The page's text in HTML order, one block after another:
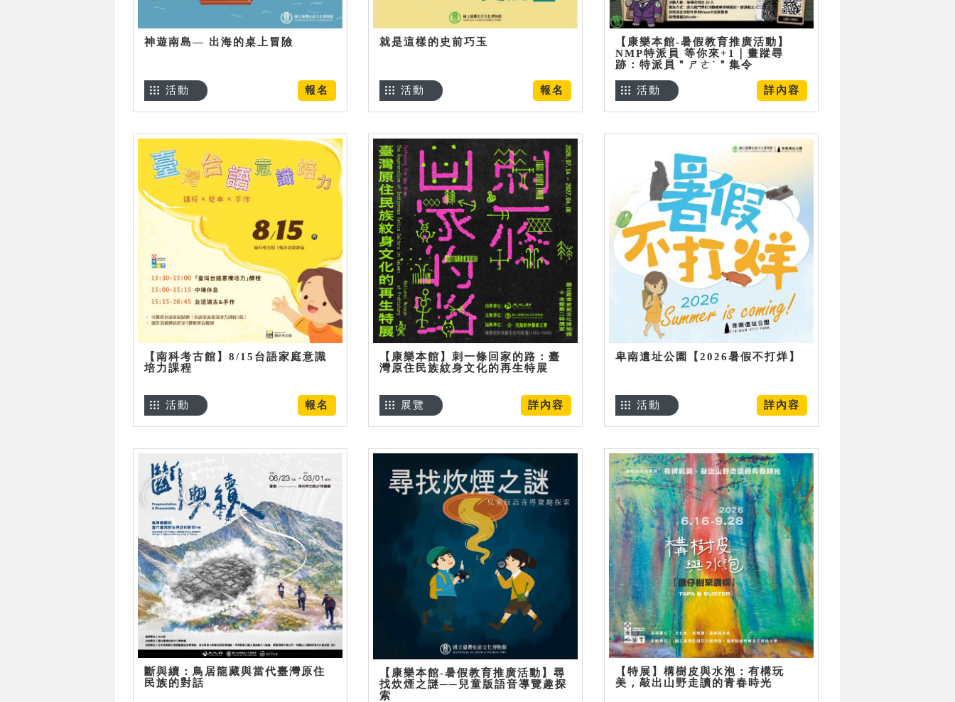
神遊南島— 出海的桌上冒險
報名
活動
就是這樣的史前巧玉
報名
活動
【康樂本館-暑假教育推廣活動】
NMP特派員 等你來+1｜畫蹤尋
跡：特派員＂ㄕㄜˋ＂集令
詳內容
活動
【南科考古館】8/15台語家庭意識
培力課程
報名
活動
【康樂本館】刺一條回家的路：臺
灣原住民族紋身文化的再生特展
詳內容
展覽
卑南遺址公園【2026暑假不打烊】
詳內容
活動
斷與續：鳥居龍藏與當代臺灣原住
民族的對話
【康樂本館-暑假教育推廣活動】尋
找炊煙之謎──兒童版語音導覽趣探
索
【特展】構樹皮與水泡：有構玩
美，敲出山野走讀的青春時光